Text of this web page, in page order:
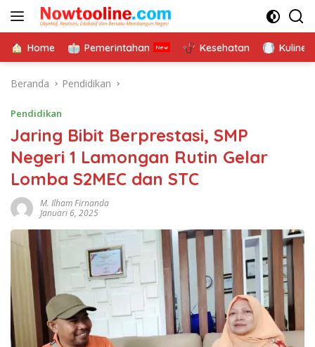
Langsung
Home Pemerintahan Kesehatan Kuliner
Beranda Pendidikan
Pendidikan
Jaring Bibit Berprestasi, SMP
Negeri 1 Lamongan Rutin Gelar
Lomba S2MEC dan STC
M. Ilham Firnanda
Januari 6, 2025